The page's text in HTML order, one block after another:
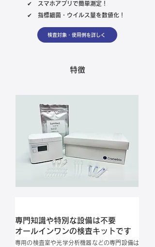
✔ スマホアプリで簡単測定！
✔ 指標細菌・ウイルス量を数値化！
検査対象・使用例を詳しく
特徴
専門知識や特別な設備は不要
​オールインワンの検査キットです
専用の検査室や光学分析機器などの専門設備は